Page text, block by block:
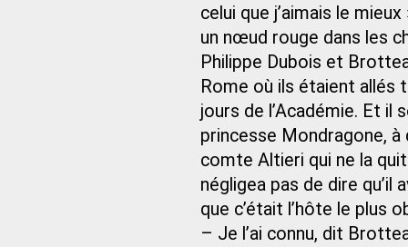
celui que j’aimais le
un nœud rouge dans les
Philippe Dubois et
Rome où ils étaient allés
jours de l’Académie. Et il
princesse Mondragone,
comte Altieri qui ne la
négligea pas de dire qu’il
que c’était l’hôte le plus
– Je l’ai connu, dit